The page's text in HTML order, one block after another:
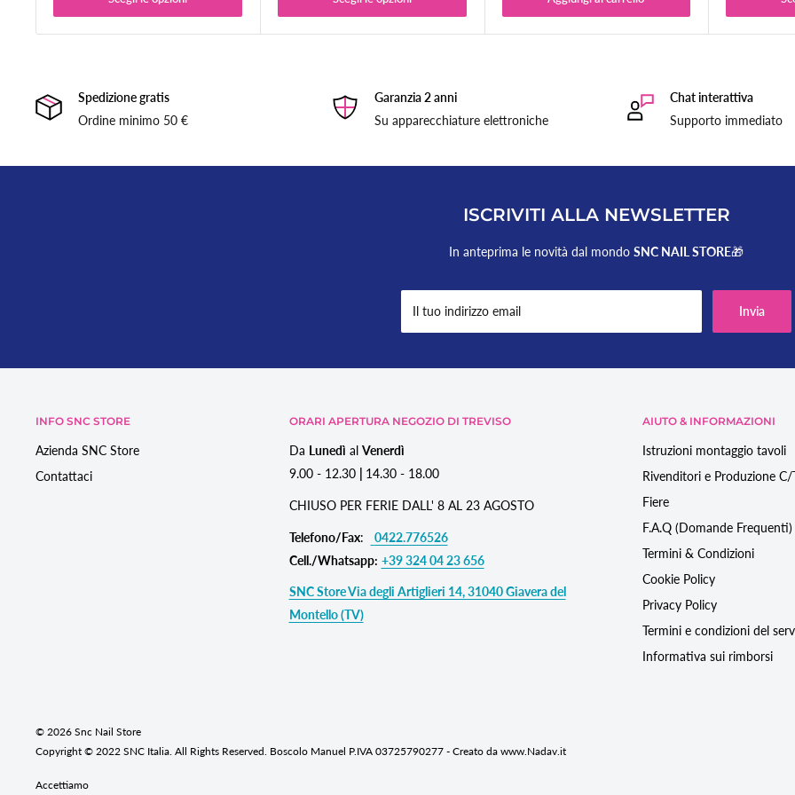
Spedizione gratis
Ordine minimo 50 €
Garanzia 2 anni
Su apparecchiature elettroniche
Chat interattiva
Supporto immediato
ISCRIVITI ALLA NEWSLETTER
In anteprima le novità dal mondo SNC NAIL STORE🎁
Il tuo indirizzo email Invia
INFO SNC STORE
Azienda SNC Store
Contattaci
ORARI APERTURA NEGOZIO DI TREVISO
Da Lunedì al Venerdì
9.00 - 12.30
14.30 - 18.00
CHIUSO PER FERIE DALL' 8 AL 23 AGOSTO
Telefono/Fax:
0422.776526
Cell./Whatsapp: +39 324 04 23 656
SNC Store Via degli Artiglieri 14, 31040 Giavera del
Montello (TV)
AIUTO & INFORMAZIONI
Istruzioni montaggio tavoli
Rivenditori e Produzione C/
Fiere
F.A.Q (Domande Frequenti)
Termini & Condizioni
Cookie Policy
Privacy Policy
Termini e condizioni del
Informativa sui rimborsi
© 2026 Snc Nail Store
Copyright © 2022 SNC Italia. All Rights Reserved. Boscolo Manuel P.IVA 03725790277 - Creato da www.Nadav.it
Accettiamo